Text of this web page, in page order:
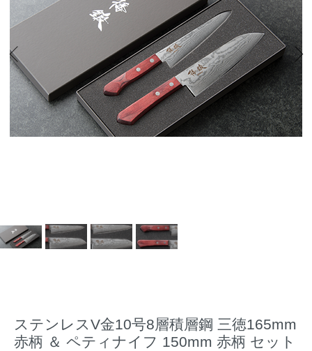
ステンレスV金10号8層積層鋼 三徳165mm
赤柄 ＆ ペティナイフ 150mm 赤柄 セット